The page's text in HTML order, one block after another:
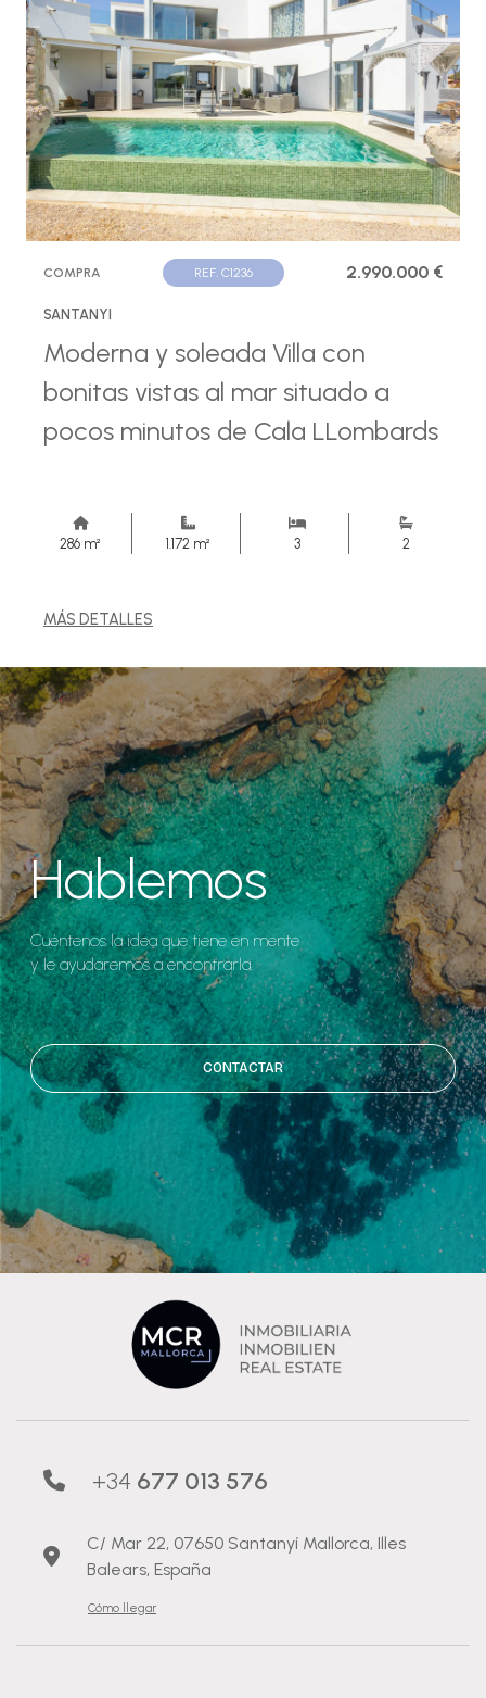
COMPRA REF. C1236 2.990.000 €
SANTANYI
Moderna y soleada Villa con
bonitas vistas al mar situado a
pocos minutos de Cala LLombards
286 m² 1.172 m² 3 2
MÁS DETALLES
Hablemos
Cuéntenos la idea que tiene en mente
y le ayudaremos a encontrarla.
CONTACTAR
+34 677 013 576
C/ Mar 22, 07650 Santanyí Mallorca, Illes
Balears, España
Cómo llegar